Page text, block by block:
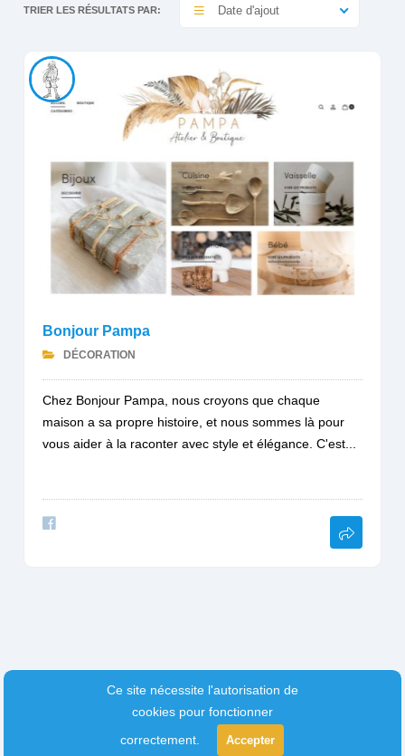
TRIER LES RÉSULTATS PAR: Date d'ajout
Bonjour Pampa
DÉCORATION
Chez Bonjour Pampa, nous croyons que chaque
maison a sa propre histoire, et nous sommes là pour
vous aider à la raconter avec style et élégance. C'est...
Ce site nécessite l'autorisation de
cookies pour fonctionner
correctement.
Accepter